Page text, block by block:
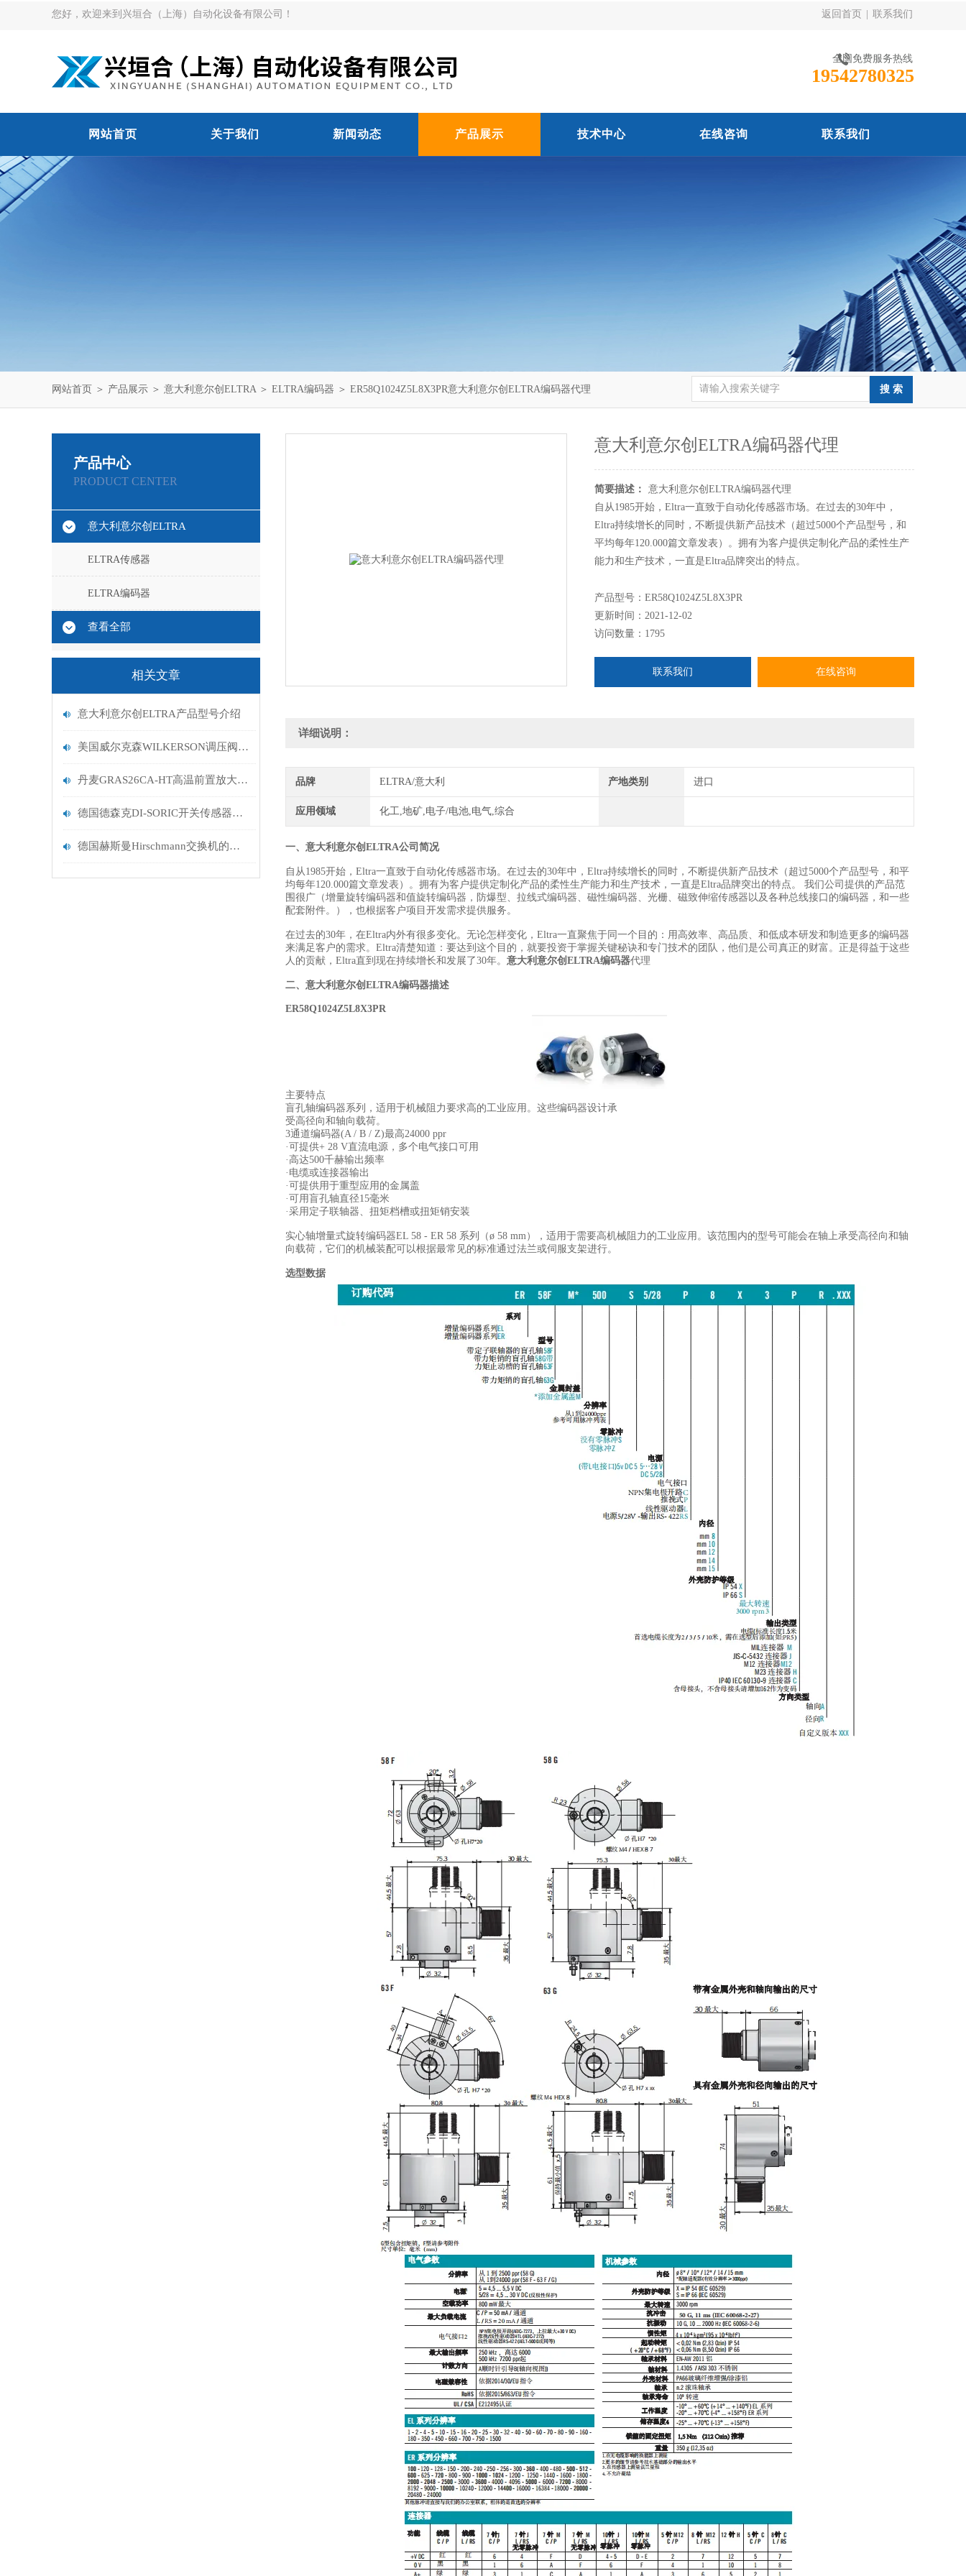
您好，欢迎来到兴垣合（上海）自动化设备有限公司！ 返回首页 联系我们
全国免费服务热线
19542780325
网站首页 关于我们 新闻动态 产品展示 技术中心 在线咨询 联系我们
网站首页 ＞ 产品展示 ＞ 意大利意尔创ELTRA＞ ELTRA编码器 ＞ ER58Q1024Z5L8X3PR意大利意尔创ELTRA编码器代理
产品中心
PRODUCT CENTER
意大利意尔创ELTRA
ELTRA传感器
ELTRA编码器
查看全部
相关文章
意大利意尔创ELTRA产品型号介绍
美国威尔克森WILKERSON调压阀在流体控制中的应用及优势
丹麦GRAS26CA-HT高温前置放大器带BNC连接器
德国德森克DI-SORIC开关传感器具有断开和关闭两种状态
德国赫斯曼Hirschmann交换机的工作特性有哪些？
意大利意尔创ELTRA编码器代理
简要描述：
意大利意尔创ELTRA编码器代理
自从1985开始，Eltra一直致于自动化传感器市场。在过去的30年中，
Eltra持续增长的同时，不断提供新产品技术（超过5000个产品型号，和
平均每年120.000篇文章发表）。拥有为客户提供定制化产品的柔性生产
能力和生产技术，一直是Eltra品牌突出的特点。
产品型号：ER58Q1024Z5L8X3PR
更新时间：2021-12-02
访问数量：1795
联系我们 在线咨询
详细说明：
品牌 ELTRA/意大利 产地类别 进口
应用领域 化工,地矿,电子/电池,电气,综合
一、意大利意尔创ELTRA公司简况
自从1985开始，Eltra一直致于自动化传感器市场。在过去的30年中，Eltra持续增长的同时，不断提供新产品技术（超过5000个产品型号，和平
均每年120.000篇文章发表）。拥有为客户提供定制化产品的柔性生产能力和生产技术，一直是Eltra品牌突出的特点。 我们公司提供的产品范
围很广（增量旋转编码器和值旋转编码器，防爆型、拉线式编码器、磁性编码器、光栅、磁致伸缩传感器以及各种总线接口的编码器，和一些
配套附件。），也根据客户项目开发需求提供服务。
在过去的30年，在Eltra内外有很多变化。无论怎样变化，Eltra一直聚焦于同一个目的：用高效率、高品质、和低成本研发和制造更多的编码器
来满足客户的需求。Eltra清楚知道：要达到这个目的，就要投资于掌握关键秘诀和专门技术的团队，他们是公司真正的财富。正是得益于这些
人的贡献，Eltra直到现在持续增长和发展了30年。 意大利意尔创ELTRA编码器代理
二、 意大利意尔创ELTRA编码器描述
ER58Q1024Z5L8X3PR
主要特点
盲孔轴编码器系列，适用于机械阻力要求高的工业应用。这些编码器设计承
受高径向和轴向载荷。
3通道编码器(A / B / Z)最高24000 ppr
·可提供+ 28 V直流电源，多个电气接口可用
·高达500千赫输出频率
·电缆或连接器输出
·可提供用于重型应用的金属盖
·可用盲孔轴直径15毫米
·采用定子联轴器、扭矩档槽或扭矩销安装
实心轴增量式旋转编码器EL 58 - ER 58 系列（ø 58 mm），适用于需要高机械阻力的工业应用。该范围内的型号可能会在轴上承受高径向和轴
向载荷，它们的机械装配可以根据最常见的标准通过法兰或伺服支架进行。
选型数据